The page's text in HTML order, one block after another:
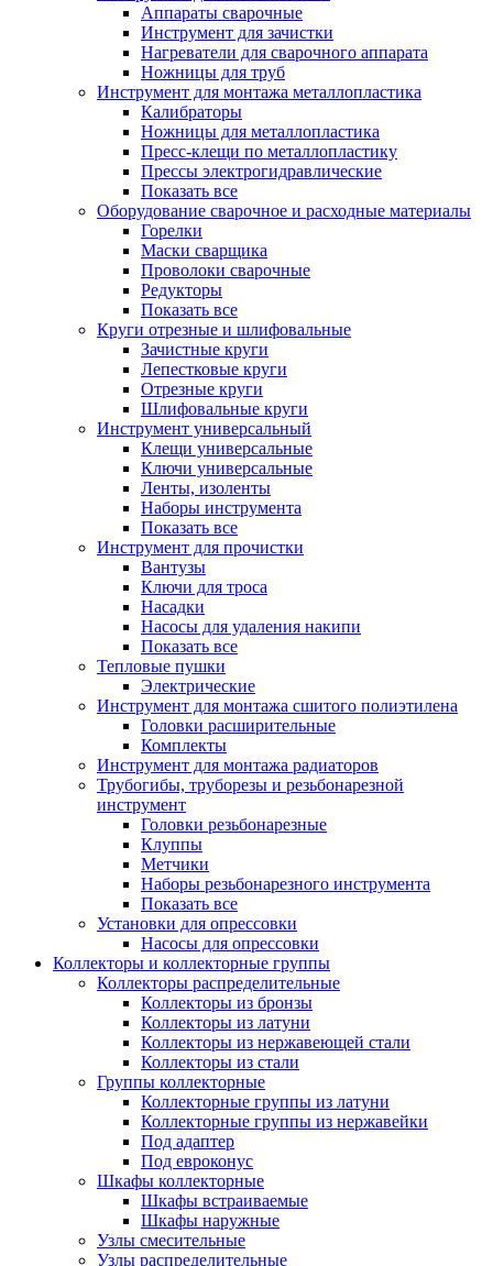
Аппараты сварочные
Инструмент для зачистки
Нагреватели для сварочного аппарата
Ножницы для труб
Инструмент для монтажа металлопластика
Калибраторы
Ножницы для металлопластика
Пресс-клещи по металлопластику
Прессы электрогидравлические
Показать все
Оборудование сварочное и расходные материалы
Горелки
Маски сварщика
Проволоки сварочные
Редукторы
Показать все
Круги отрезные и шлифовальные
Зачистные круги
Лепестковые круги
Отрезные круги
Шлифовальные круги
Инструмент универсальный
Клещи универсальные
Ключи универсальные
Ленты, изоленты
Наборы инструмента
Показать все
Инструмент для прочистки
Вантузы
Ключи для троса
Насадки
Насосы для удаления накипи
Показать все
Тепловые пушки
Электрические
Инструмент для монтажа сшитого полиэтилена
Головки расширительные
Комплекты
Инструмент для монтажа радиаторов
Трубогибы, труборезы и резьбонарезной
инструмент
Головки резьбонарезные
Клуппы
Метчики
Наборы резьбонарезного инструмента
Показать все
Установки для опрессовки
Насосы для опрессовки
Коллекторы и коллекторные группы
Коллекторы распределительные
Коллекторы из бронзы
Коллекторы из латуни
Коллекторы из нержавеющей стали
Коллекторы из стали
Группы коллекторные
Коллекторные группы из латуни
Коллекторные группы из нержавейки
Под адаптер
Под евроконус
Шкафы коллекторные
Шкафы встраиваемые
Шкафы наружные
Узлы смесительные
Узлы распределительные